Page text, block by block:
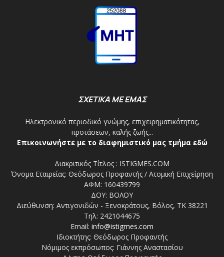
ΣΧΕΤΙΚΑ ΜΕ ΕΜΑΣ
Ηλεκτρονικό περιοδικό γνώμης, επιχειρηματικότητας,
προτάσεων, καλής ζωής...
Επικοινωνήστε με το διαφημιστικό μας τμήμα εδώ
Διακριτικός Τίτλος : ISTIGMES.COM
Όνομα Εταιρείας: Θεόδωρος Προφαντής / Ατομική Επιχείρηση
ΑΦΜ: 160439799
ΔΟΥ: ΒΟΛΟΥ
Διεύθυνση: Αντιγονιδών - Ξενοκράτους, Βόλος, ΤΚ 38221
Τηλ: 2421044675
Email: info@istigmes.com
Ιδιοκτήτης: Θεόδωρος Προφαντής
Νόμιμος εκπρόσωπος: Γιάννης Αναστασίου